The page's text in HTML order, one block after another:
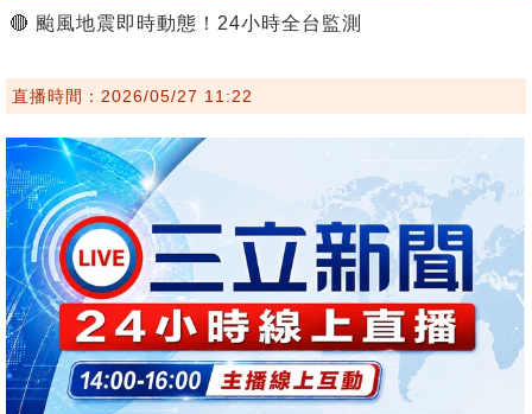
🔴 颱風地震即時動態！24小時全台監測
直播時間：2026/05/27 11:22